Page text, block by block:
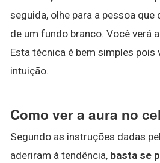
seguida, olhe para a pessoa
de um fundo branco. Você verá
Esta técnica é bem simples pois
intuição.
Como ver a aura no
Segundo as instruções dadas
aderiram à tendência, basta se